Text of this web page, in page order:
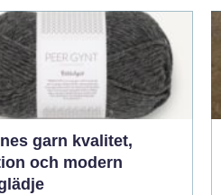
garn kvalitet,
och modern